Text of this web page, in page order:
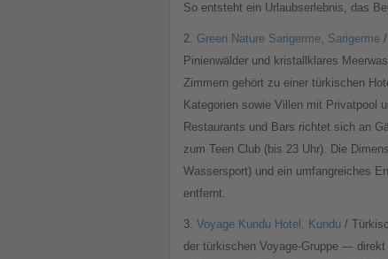
So entsteht ein Urlaubserlebnis, das
2. Green Nature Sarigerme, Sarigerme
Pinienwälder und kristallklares
Zimmern gehört zu einer türkischen
Kategorien sowie Villen mit Privatpool
Restaurants und Bars richtet sich an
zum Teen Club (bis 23 Uhr). Die
Wassersport) und ein umfangreiches
entfernt.
3. Voyage Kundu Hotel, Kundu /
der türkischen Voyage-Gruppe —